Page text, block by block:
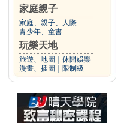
家庭親子
家庭、親子、人際
青少年、童書
玩樂天地
旅遊、地圖
休閒娛樂
漫畫、插圖
限制級